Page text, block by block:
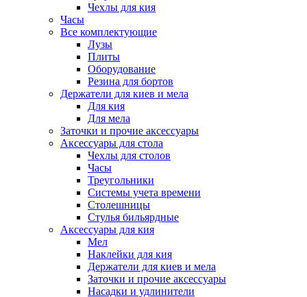
Чехлы для кия
Часы
Все комплектующие
Лузы
Плиты
Оборудование
Резина для бортов
Держатели для киев и мела
Для кия
Для мела
Заточки и прочие аксессуары
Аксессуары для стола
Чехлы для столов
Часы
Треугольники
Системы учета времени
Столешницы
Стулья бильярдные
Аксессуары для кия
Мел
Наклейки для кия
Держатели для киев и мела
Заточки и прочие аксессуары
Насадки и удлинители